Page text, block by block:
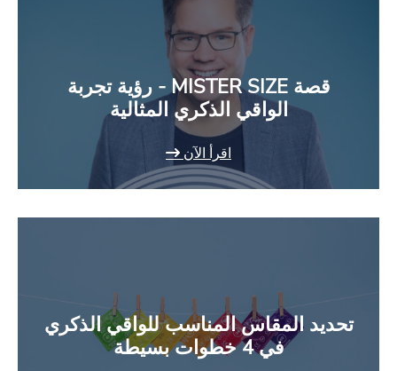
قصة MISTER SIZE - رؤية تجربة
الواقي الذكري المثالية
اقرأ الآن
تحديد المقاس المناسب للواقي الذكري
في 4 خطوات بسيطة